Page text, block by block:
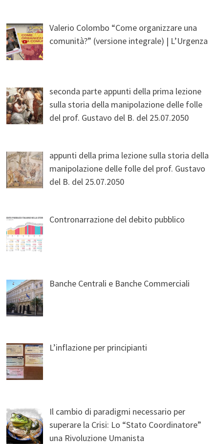
Valerio Colombo “Come organizzare una
comunità?” (versione integrale) | L’Urgenza
seconda parte appunti della prima lezione
sulla storia della manipolazione delle folle
del prof. Gustavo del B. del 25.07.2050
appunti della prima lezione sulla storia della
manipolazione delle folle del prof. Gustavo
del B. del 25.07.2050
Contronarrazione del debito pubblico
Banche Centrali e Banche Commerciali
L’inflazione per principianti
Il cambio di paradigmi necessario per
superare la Crisi: Lo “Stato Coordinatore”
una Rivoluzione Umanista